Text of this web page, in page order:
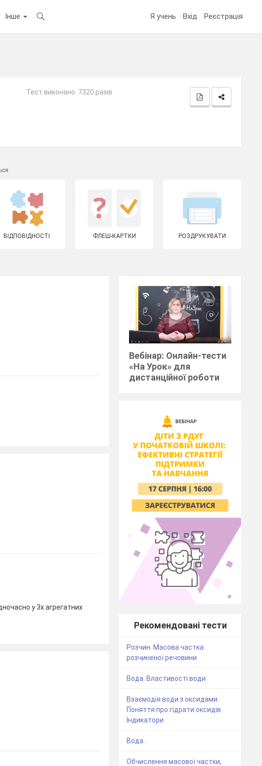
Інше Я учень Вхід Реєстрація
Тест виконано: 7320 разів
ВІДПОВІДНОСТІ ФЛЕШ-КАРТКИ РОЗДРУКУВАТИ
у 3х агрегатних
Вебінар: Онлайн-тести
«На Урок» для
дистанційної роботи
Рекомендовані тести
Розчин. Масова частка
розчиненої речовини
Вода. Властивості води
Взаємодія води з оксидами.
Поняття про гідрати оксидів.
Індикатори
Вода.
Обчислення масової частки,